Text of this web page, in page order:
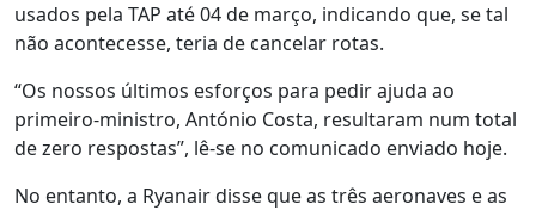
usados pela TAP até 04 de março, indicando que, se tal
não acontecesse, teria de cancelar rotas.
“Os nossos últimos esforços para pedir ajuda ao
primeiro-ministro, António Costa, resultaram num total
de zero respostas”, lê-se no comunicado enviado hoje.
No entanto, a Ryanair disse que as três aeronaves e as